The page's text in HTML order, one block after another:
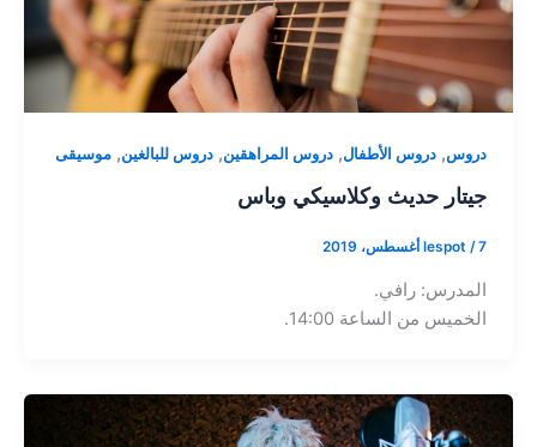
دروس, دروس الأطفال, دروس المراهقين, دروس للبالغين, موسيقى
جيتار حديث وكلاسيكي وباس
lespot/7 أغسطس، 2019
المدرس: رافي.
الخميس من الساعة 14:00.